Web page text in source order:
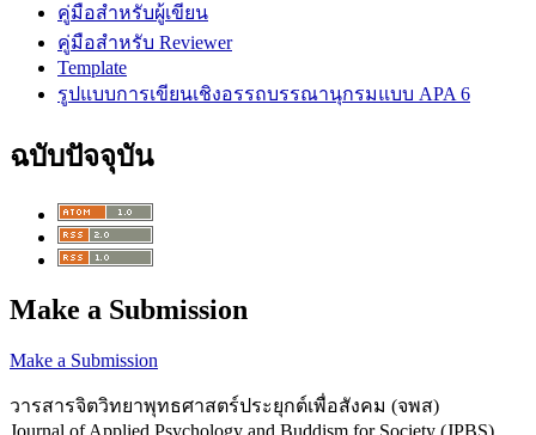
คู่มือสำหรับผู้เขียน
คู่มือสำหรับ Reviewer
Template
รูปแบบการเขียนเชิงอรรถบรรณานุกรมแบบ APA 6
ฉบับปัจจุบัน
Make a Submission
Make a Submission
วารสารจิตวิทยาพุทธศาสตร์ประยุกต์เพื่อสังคม (จพส)